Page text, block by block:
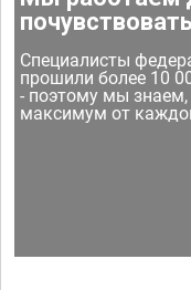
Специалисты
прошили более 10
- поэтому мы
максимум от